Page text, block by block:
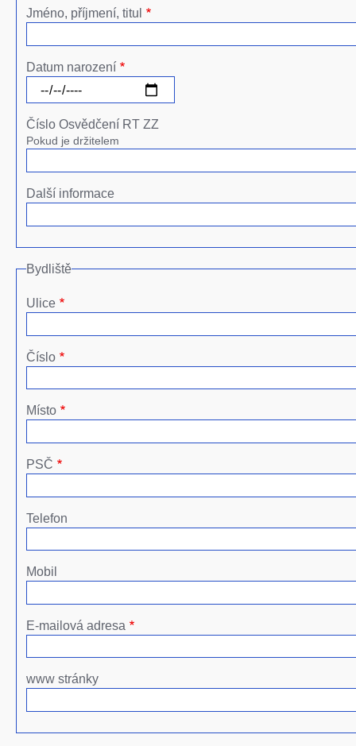
Jméno, příjmení, titul
Datum narození
Číslo Osvědčení RT ZZ
Pokud je držitelem
Další informace
Bydliště
Ulice
Číslo
Místo
PSČ
Telefon
Mobil
E-mailová adresa
www stránky